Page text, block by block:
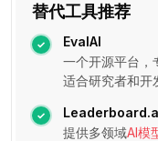
替代工具推荐
EvalAI
一个开源平台，
适合研究者和开
提供多领域AI模